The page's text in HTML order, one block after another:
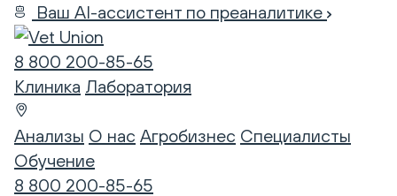
Ваш AI-ассистент по преаналитике
8 800 200-85-65
Клиника Лаборатория
Анализы О нас Агробизнес Специалисты
Обучение
8 800 200-85-65